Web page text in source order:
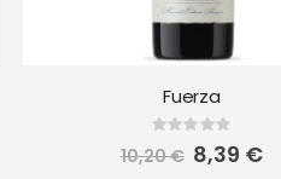
Fuerza
Rating:
0%
10,20 € Precio
especial
8,39 €